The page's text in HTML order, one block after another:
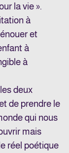
la vie ».
à
et
à
à
deux
de prendre le
qui nous
mais
réel poétique